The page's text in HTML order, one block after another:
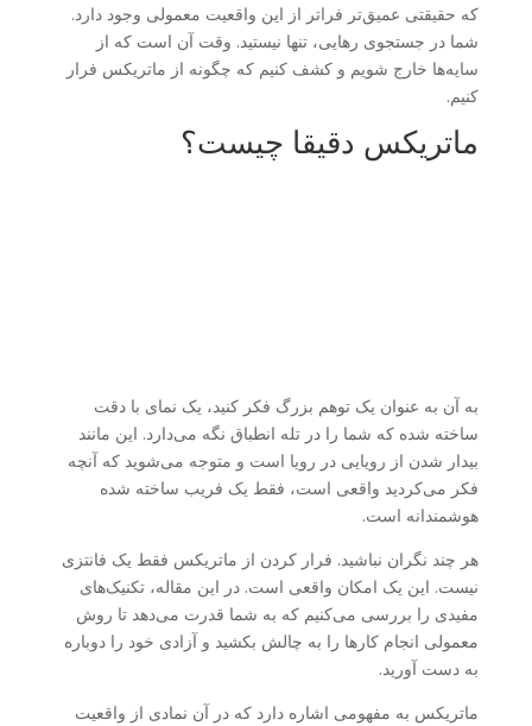
که حقیقتی عمیق‌تر فراتر از این واقعیت معمولی وجود دارد.
شما در جستجوی رهایی، تنها نیستید. وقت آن است که از
سایه‌ها خارج شویم و کشف کنیم که چگونه از ماتریکس فرار
کنیم.
ماتریکس دقیقا چیست؟
به آن به عنوان یک توهم بزرگ فکر کنید، یک نمای با دقت
ساخته شده که شما را در تله انطباق نگه می‌دارد. این مانند
بیدار شدن از رویایی در رویا است و متوجه می‌شوید که آنچه
فکر می‌کردید واقعی است، فقط یک فریب ساخته شده
هوشمندانه است.
هر چند نگران نباشید. فرار کردن از ماتریکس فقط یک فانتزی
نیست. این یک امکان واقعی است. در این مقاله، تکنیک‌های
مفیدی را بررسی می‌کنیم که به شما قدرت می‌دهد تا روش
معمولی انجام کارها را به چالش بکشید و آزادی خود را دوباره
به دست آورید.
ماتریکس به مفهومی اشاره دارد که در آن نمادی از واقعیت